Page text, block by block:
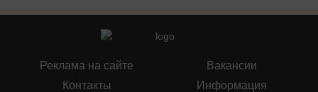
Реклама на сайте
Контакты
Вакансии
Информация